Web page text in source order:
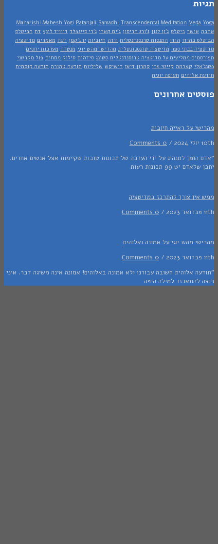
Maharishi Mahesh Yogi Patanjali Samadhi Transcendental Meditation Veda
אושר ביטלס ג'ון לנון ג'ורג הריסון ג'ים קארי ג'רי סיינפלד דיוויד לינץ דת הביטלס
בהודו הודו התנסות טרנסנדנטלית וודה חיוביות יו ג'קמן יוגה מאמרים מדיטציה
בבתי ספר מדיטציה טרנסנדנטלית מהרישי מהש יוגי מנטרה מערכות יחסים
ממליצים על מדיטציה טרנסנדנטלית סטינג סידהים סילוק מתחים פול מקרטני
קארמה קייטי פרי קמרון דיאז רישיקש שליליות תודעה טהורה תודעה קוסמית
אלוהים תעופה יוגית
אחרונים
על ראייה חיובית
0 Comments
הופך למנהיג על ידי הערכה של תכונות טובות שקיימות אצל אנשים אחרים.
יש 99 תכונות רעות
צורך להתרכז במדיטציה
0 Comments
מהש יוגי על אמונה ואלוהים
0 Comments
אלוהית חשובה עבורנו ולא אמונה באלוהים! אמונה אינה משיגה דבר. איני
להתאכזר למילה היפה